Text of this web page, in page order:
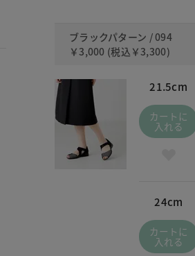
ブラックパターン / 094
￥3,000 (税込 ￥3,300)
21.5cm
カートに
入れる
24cm
カートに
入れる